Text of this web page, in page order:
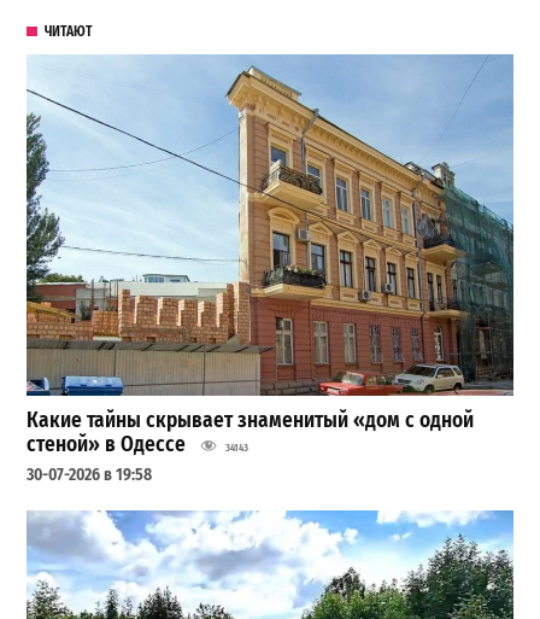
ЧИТАЮТ
Какие тайны скрывает знаменитый «дом с одной
стеной» в Одессе
34143
30-07-2026 в 19:58